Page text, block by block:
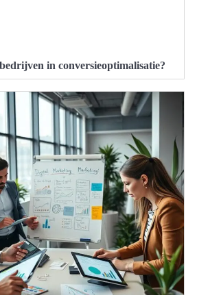
in conversieoptimalisatie?